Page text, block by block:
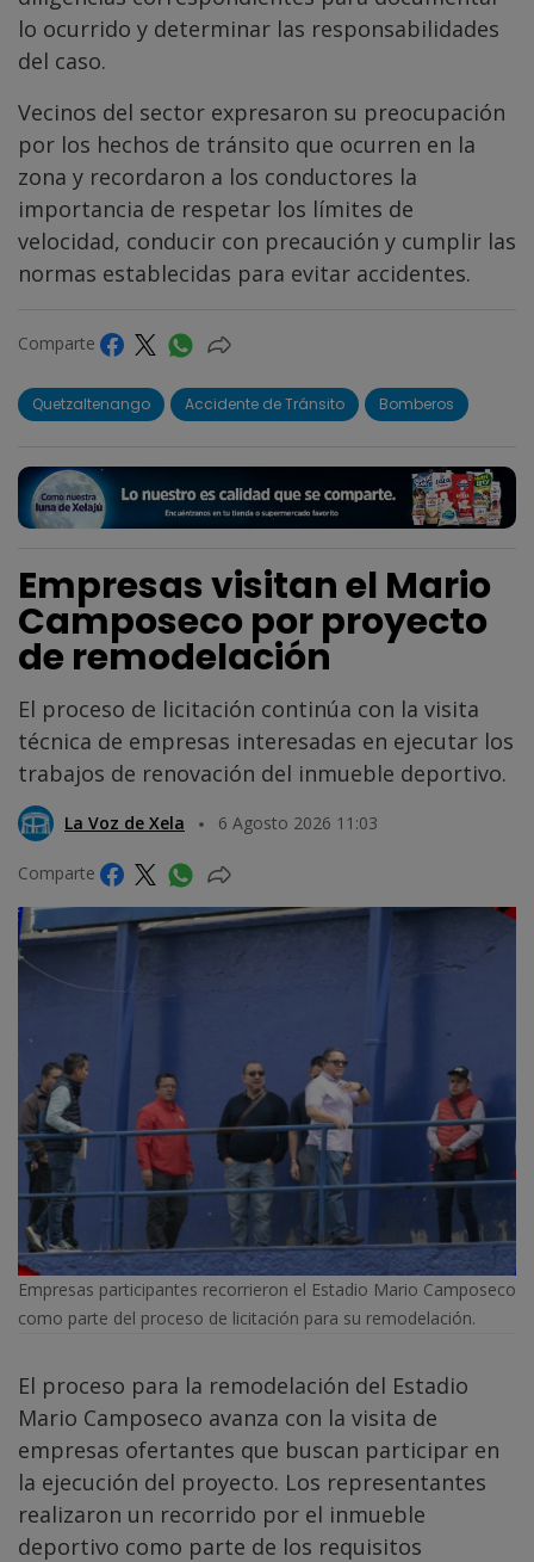
lo ocurrido y determinar las responsabilidades
del caso.
Vecinos del sector expresaron su preocupación
por los hechos de tránsito que ocurren en la
zona y recordaron a los conductores la
importancia de respetar los límites de
velocidad, conducir con precaución y cumplir las
normas establecidas para evitar accidentes.
Comparte
Quetzaltenango Accidente de Tránsito Bomberos
Empresas visitan el Mario
Camposeco por proyecto
de remodelación
El proceso de licitación continúa con la visita
técnica de empresas interesadas en ejecutar los
trabajos de renovación del inmueble deportivo.
La Voz de Xela 6 Agosto 2026 11:03
Comparte
Empresas participantes recorrieron el Estadio Mario Camposeco
como parte del proceso de licitación para su remodelación.
El proceso para la remodelación del Estadio
Mario Camposeco avanza con la visita de
empresas ofertantes que buscan participar en
la ejecución del proyecto. Los representantes
realizaron un recorrido por el inmueble
deportivo como parte de los requisitos